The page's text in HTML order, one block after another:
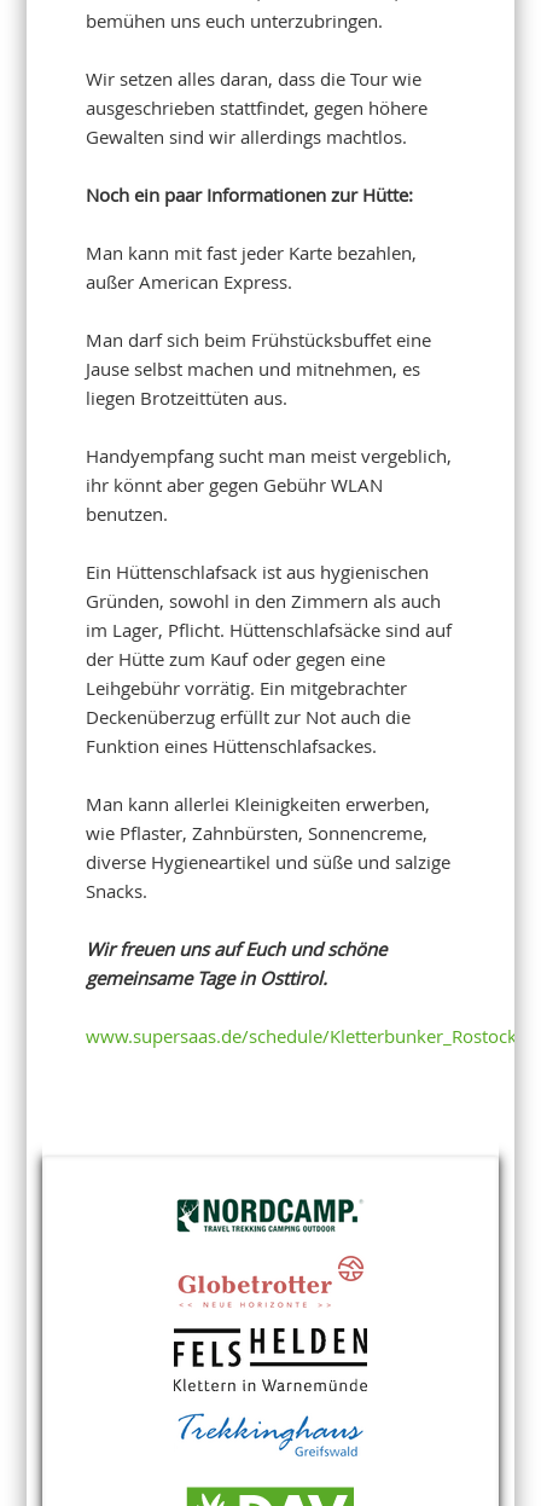
bemühen uns euch unterzubringen.
Wir setzen alles daran, dass die Tour wie
ausgeschrieben stattfindet, gegen höhere
Gewalten sind wir allerdings machtlos.
Noch ein paar Informationen zur Hütte:
Man kann mit fast jeder Karte bezahlen,
außer American Express.
Man darf sich beim Frühstücksbuffet eine
Jause selbst machen und mitnehmen, es
liegen Brotzeittüten aus.
Handyempfang sucht man meist vergeblich,
ihr könnt aber gegen Gebühr WLAN
benutzen.
Ein Hüttenschlafsack ist aus hygienischen
Gründen, sowohl in den Zimmern als auch
im Lager, Pflicht. Hüttenschlafsäcke sind auf
der Hütte zum Kauf oder gegen eine
Leihgebühr vorrätig. Ein mitgebrachter
Deckenüberzug erfüllt zur Not auch die
Funktion eines Hüttenschlafsackes.
Man kann allerlei Kleinigkeiten erwerben,
wie Pflaster, Zahnbürsten, Sonnencreme,
diverse Hygieneartikel und süße und salzige
Snacks.
Wir freuen uns auf Euch und schöne
gemeinsame Tage in Osttirol.
www.supersaas.de/schedule/Kletterbunker_Rostock/